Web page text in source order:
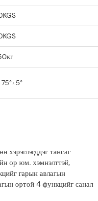
хэрэглэгддэг тансаг
ор юм. хэмнэлттэй,
гарын авлагын
ортой 4 функцийг санал